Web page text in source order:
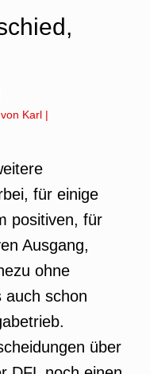
von Karl |
für einige
positiven, für
Ausgang,
ohne
auch schon
über